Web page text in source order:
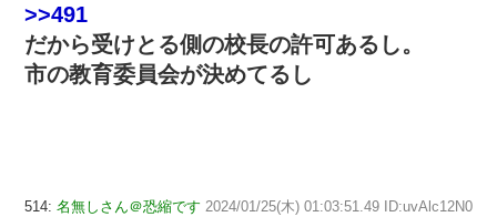
>>491
だから受けとる側の校長の許可あるし。
市の教育委員会が決めてるし
514: 名無しさん＠恐縮です 2024/01/25(木) 01:03:51.49 ID:uvAlc12N0